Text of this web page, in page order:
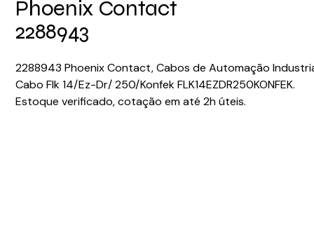
Phoenix Contact
2288943
2288943 Phoenix Contact, Cabos de Automação
Cabo Flk 14/Ez-Dr/ 250/Konfek FLK14EZDR250KONFEK.
Estoque verificado, cotação em até 2h úteis.